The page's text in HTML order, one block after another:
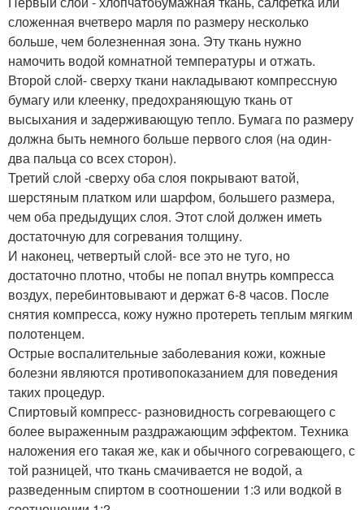
сложенная вчетверо марля по размеру несколько
больше, чем болезненная зона. Эту ткань нужно
намочить водой комнатной температуры и отжать.
Второй слой- сверху ткани накладывают компрессную
бумагу или клеенку, предохраняющую ткань от
высыхания и задерживающую тепло. Бумага по размеру
должна быть немного больше первого слоя (на один-
два пальца со всех сторон).
Третий слой -сверху оба слоя покрывают ватой,
шерстяным платком или шарфом, большего размера,
чем оба предыдущих слоя. Этот слой должен иметь
достаточную для согревания толщину.
И наконец, четвертый слой- все это не туго, но
достаточно плотно, чтобы не попал внутрь компресса
воздух, перебинтовывают и держат 6-8 часов. После
снятия компресса, кожу нужно протереть теплым мягким
полотенцем.
Острые воспалительные заболевания кожи, кожные
болезни являются противопоказанием для поведения
таких процедур.
Спиртовый компресс- разновидность согревающего с
более выраженным раздражающим эффектом. Техника
наложения его такая же, как и обычного согревающего, с
той разницей, что ткань смачивается не водой, а
разведенным спиртом в соотношении 1:3 или водкой в